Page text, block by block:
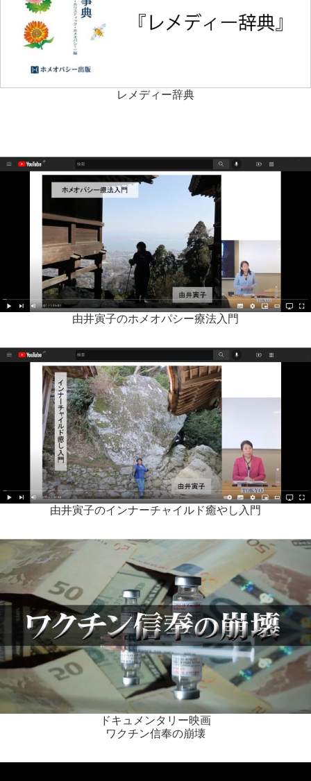
レメディー辞典
由井寅子のホメオパシー療法入門
由井寅子のインナーチャイルド癒やし入門
ドキュメンタリー映画
ワクチン信奉の崩壊